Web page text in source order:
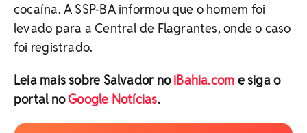
cocaína. A SSP-BA informou que o homem foi
levado para a Central de Flagrantes, onde o caso
foi registrado.
Leia mais sobre Salvador noiBahia.com e siga o
portal noGoogle Notícias.